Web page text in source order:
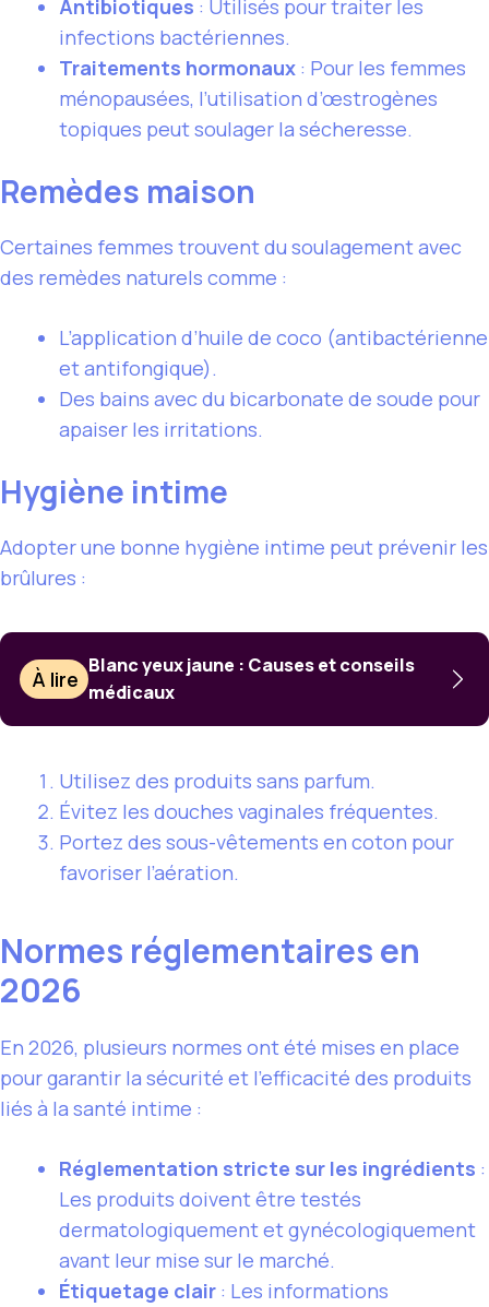
Antibiotiques : Utilisés pour traiter les
infections bactériennes.
Traitements hormonaux : Pour les femmes
ménopausées, l’utilisation d’œstrogènes
topiques peut soulager la sécheresse.
Remèdes maison
Certaines femmes trouvent du soulagement avec
des remèdes naturels comme :
L’application d’huile de coco (antibactérienne
et antifongique).
Des bains avec du bicarbonate de soude pour
apaiser les irritations.
Hygiène intime
Adopter une bonne hygiène intime peut prévenir les
brûlures :
À lire
Blanc yeux jaune : Causes et conseils
médicaux
Utilisez des produits sans parfum.
Évitez les douches vaginales fréquentes.
Portez des sous-vêtements en coton pour
favoriser l’aération.
Normes réglementaires en
2026
En 2026, plusieurs normes ont été mises en place
pour garantir la sécurité et l’efficacité des produits
liés à la santé intime :
Réglementation stricte sur les ingrédients :
Les produits doivent être testés
dermatologiquement et gynécologiquement
avant leur mise sur le marché.
Étiquetage clair : Les informations